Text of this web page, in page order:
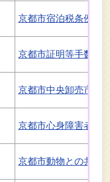
京都市宿泊税条例の
京都市証明等手数料
京都市中央卸売市場
京都市心身障害者扶
京都市動物との共生